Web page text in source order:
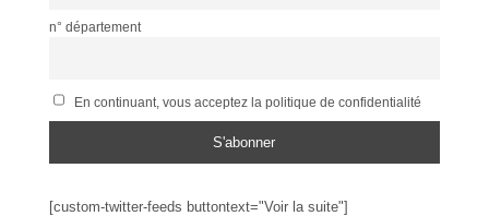
n° département
En continuant, vous acceptez la politique de confidentialité
[custom-twitter-feeds buttontext="Voir la suite"]